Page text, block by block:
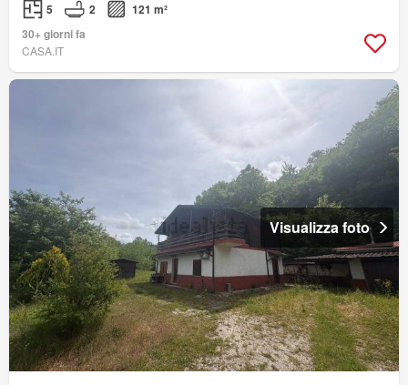
5 2
121 m²
30+ giorni fa
CASA.IT
Visualizza foto